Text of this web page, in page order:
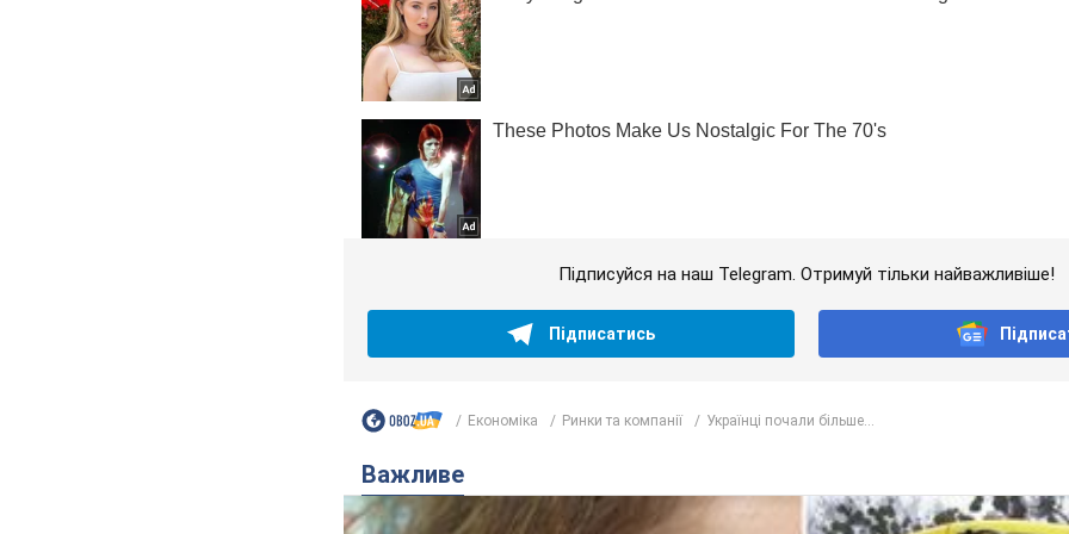
Підписуйся на наш Telegram. Отримуй тільки найважливіше!
Підписатись
Економіка Ринки та компанії Українці почали більше...
Важливе